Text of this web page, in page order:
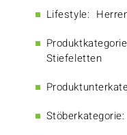
Lifestyle:
Stiefeletten
Stöberkategorie: